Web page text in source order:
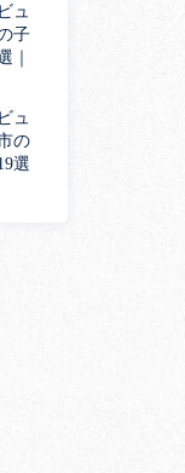
ュ
子
｜
ュ
の
選